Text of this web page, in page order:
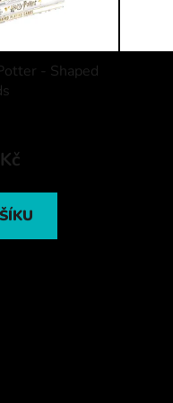
- Shaped